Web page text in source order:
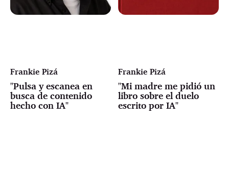
Frankie Pizá
"Pulsa y escanea en
busca de contenido
hecho con IA"
Frankie Pizá
"Mi madre me pidió un
libro sobre el duelo
escrito por IA"